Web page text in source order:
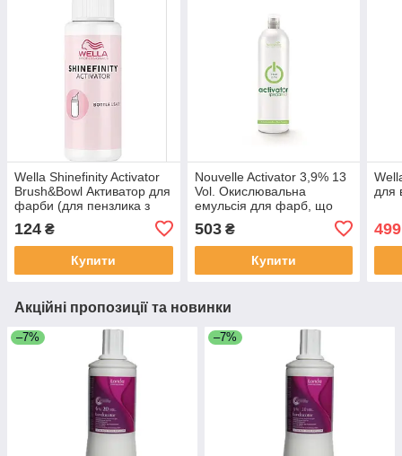
Wella Shinefinity Activator
Brush&Bowl Активатор для
фарби (для пензлика з
124 ₴
Купити
Nouvelle Activator 3,9% 13
Vol. Окислювальна
емульсія для фарб, що
503₴
Купити
для
Акційні пропозиції та новинки
–7% –7%